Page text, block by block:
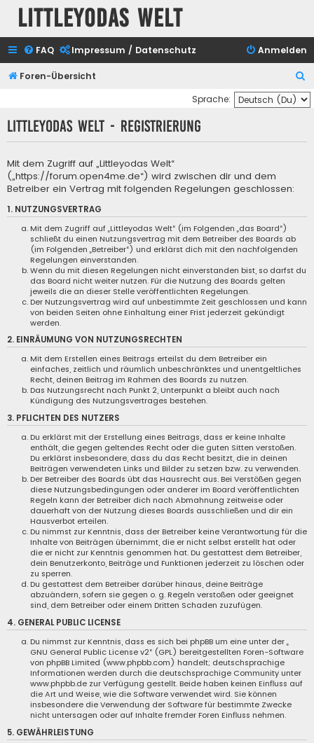
Littleyodas Welt
FAQ Impressum / Datenschutz Anmelden
Foren-Übersicht
u
c
Sprache:
Littleyodas Welt - Registrierung
Mit dem Zugriff auf „Littleyodas Welt“
(„https://forum.open4me.de“) wird zwischen dir und dem
Betreiber ein Vertrag mit folgenden Regelungen geschlossen:
1. NUTZUNGSVERTRAG
Mit dem Zugriff auf „Littleyodas Welt“ (im Folgenden „das Board“)
schließt du einen Nutzungsvertrag mit dem Betreiber des Boards ab
(im Folgenden „Betreiber“) und erklärst dich mit den nachfolgenden
Regelungen einverstanden.
Wenn du mit diesen Regelungen nicht einverstanden bist, so darfst du
das Board nicht weiter nutzen. Für die Nutzung des Boards gelten
jeweils die an dieser Stelle veröffentlichten Regelungen.
Der Nutzungsvertrag wird auf unbestimmte Zeit geschlossen und kann
von beiden Seiten ohne Einhaltung einer Frist jederzeit gekündigt
werden.
2. EINRÄUMUNG VON NUTZUNGSRECHTEN
Mit dem Erstellen eines Beitrags erteilst du dem Betreiber ein
einfaches, zeitlich und räumlich unbeschränktes und unentgeltliches
Recht, deinen Beitrag im Rahmen des Boards zu nutzen.
Das Nutzungsrecht nach Punkt 2, Unterpunkt a bleibt auch nach
Kündigung des Nutzungsvertrages bestehen.
3. PFLICHTEN DES NUTZERS
Du erklärst mit der Erstellung eines Beitrags, dass er keine Inhalte
enthält, die gegen geltendes Recht oder die guten Sitten verstoßen.
Du erklärst insbesondere, dass du das Recht besitzt, die in deinen
Beiträgen verwendeten Links und Bilder zu setzen bzw. zu verwenden.
Der Betreiber des Boards übt das Hausrecht aus. Bei Verstößen gegen
diese Nutzungsbedingungen oder anderer im Board veröffentlichten
Regeln kann der Betreiber dich nach Abmahnung zeitweise oder
dauerhaft von der Nutzung dieses Boards ausschließen und dir ein
Hausverbot erteilen.
Du nimmst zur Kenntnis, dass der Betreiber keine Verantwortung für die
Inhalte von Beiträgen übernimmt, die er nicht selbst erstellt hat oder
die er nicht zur Kenntnis genommen hat. Du gestattest dem Betreiber,
dein Benutzerkonto, Beiträge und Funktionen jederzeit zu löschen oder
zu sperren.
Du gestattest dem Betreiber darüber hinaus, deine Beiträge
abzuändern, sofern sie gegen o. g. Regeln verstoßen oder geeignet
sind, dem Betreiber oder einem Dritten Schaden zuzufügen.
4. GENERAL PUBLIC LICENSE
Du nimmst zur Kenntnis, dass es sich bei phpBB um eine unter der „
GNU General Public License v2“ (GPL) bereitgestellten Foren-Software
von phpBB Limited (www.phpbb.com) handelt; deutschsprachige
Informationen werden durch die deutschsprachige Community unter
www.phpbb.de zur Verfügung gestellt. Beide haben keinen Einfluss auf
die Art und Weise, wie die Software verwendet wird. Sie können
insbesondere die Verwendung der Software für bestimmte Zwecke
nicht untersagen oder auf Inhalte fremder Foren Einfluss nehmen.
5. GEWÄHRLEISTUNG